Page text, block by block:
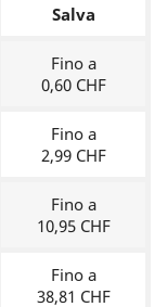
Salva
Fino a
0,60 CHF
Fino a
2,99 CHF
Fino a
10,95 CHF
Fino a
38,81 CHF